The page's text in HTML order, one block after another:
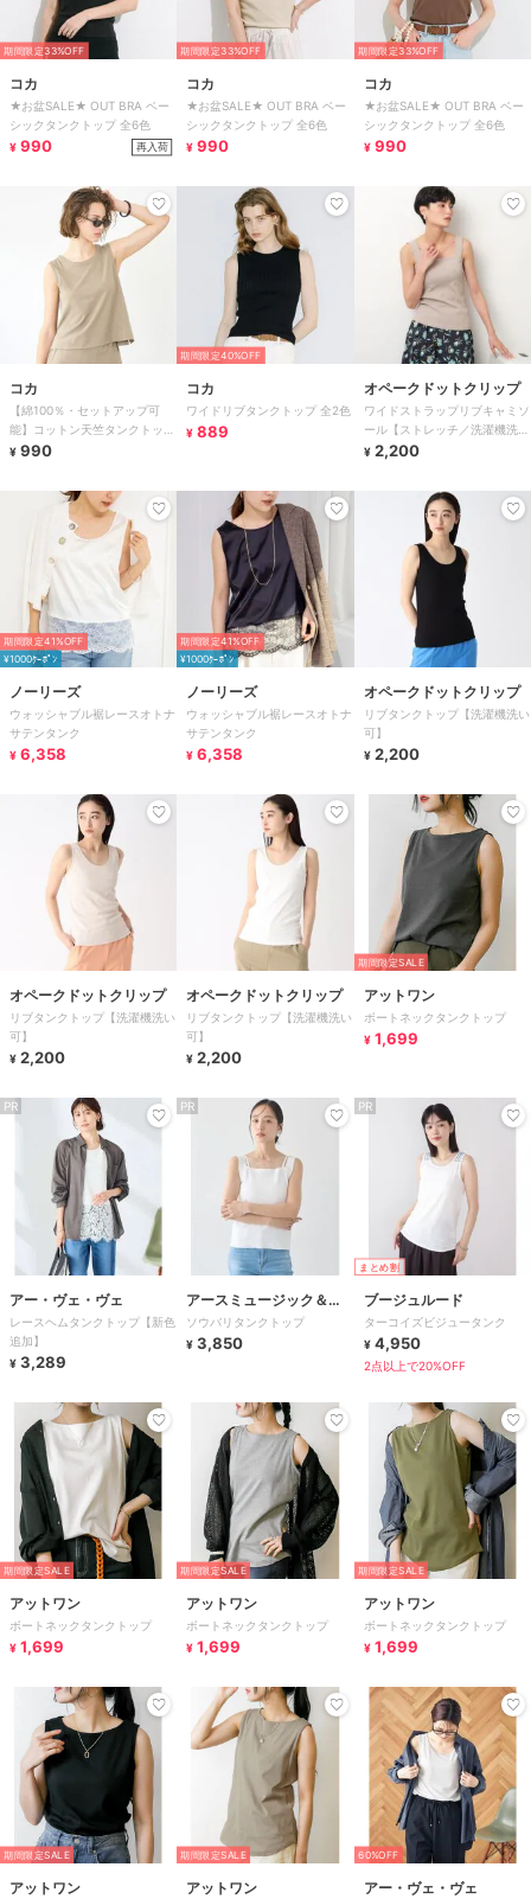
期間限定33%OFF
コカ
★お盆SALE★ OUT BRA ベー
シックタンクトップ 全6色
¥ 990 再入荷
期間限定33%OFF
コカ
★お盆SALE★ OUT BRA ベー
シックタンクトップ 全6色
¥ 990
期間限定33%OFF
コカ
★お盆SALE★ OUT BRA ベー
シックタンクトップ 全6色
¥ 990
コカ
【綿100％・セットアップ可
能】コットン天竺タンクトップ
全2色
¥ 990
期間限定40%OFF
コカ
ワイドリブタンクトップ 全2色
¥ 889
オペークドットクリップ
ワイドストラップリブキャミソ
ール【ストレッチ／洗濯機洗い
可】
¥ 2,200
期間限定41%OFF
¥1000ｸｰﾎﾟﾝ
ノーリーズ
ウォッシャブル裾レースオトナ
サテンタンク
¥ 6,358
期間限定41%OFF
¥1000ｸｰﾎﾟﾝ
ノーリーズ
ウォッシャブル裾レースオトナ
サテンタンク
¥ 6,358
オペークドットクリップ
リブタンクトップ【洗濯機洗い
可】
¥ 2,200
オペークドットクリップ
リブタンクトップ【洗濯機洗い
可】
¥ 2,200
オペークドットクリップ
リブタンクトップ【洗濯機洗い
可】
¥ 2,200
期間限定SALE
アットワン
ボートネックタンクトップ
¥ 1,699
PR
アー・ヴェ・ヴェ
レースヘムタンクトップ【新色
追加】
¥ 3,289
PR
アースミュージック＆エ
コロジー
ソウバリタンクトップ
¥ 3,850
PR
まとめ割
ブージュルード
ターコイズビジュータンク
¥ 4,950
2点以上で20%OFF
期間限定SALE
アットワン
ボートネックタンクトップ
¥ 1,699
期間限定SALE
アットワン
ボートネックタンクトップ
¥ 1,699
期間限定SALE
アットワン
ボートネックタンクトップ
¥ 1,699
期間限定SALE
アットワン
期間限定SALE
アットワン
60%OFF
アー・ヴェ・ヴェ